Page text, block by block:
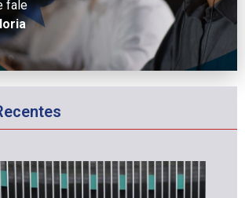
fale